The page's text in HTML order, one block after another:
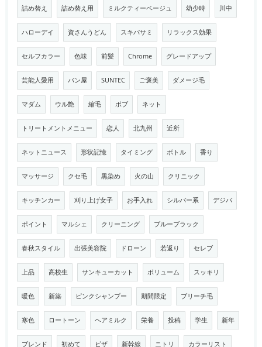
詰め替え 詰め替え用 ミルクティーベージュ 幼少時 川中
ハローデイ 資さんうどん スキバサミ リラックス効果
セルフカラー 色味 前髪 Chrome グレードアップ
芸能人愛用 パン屋 SUNTEC ご褒美 ダメージ毛
マダム ウル艶 縮毛 ボブ ネット
トリートメントメニュー 恋人 北九州 近所
ネットニュース 形状記憶 タイミング ボトル 香り
マッサージ クセ毛 黒染め 火の山 クリニック
キッチンカー 刈り上げ女子 お手入れ シルバー系 デジパ
ポイント マルシェ クリーニング ブルーブラック
春秋スタイル 出張美容院 ドローン 若返り セレブ
上品 高校生 サンキューカット ボリューム スッキリ
暖色 新築 ピンクシャンプー 期間限定 ブリーチ毛
寒色 ロートーン ヘアミルク 栄養 投稿 学生 新年
ブレンド 初めて ピザ 新幹線 ニトリ カラーリスト